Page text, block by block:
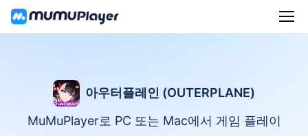
아우터플레인 (OUTERPLANE)
MuMuPlayer로 PC 또는 Mac에서 게임 플레이